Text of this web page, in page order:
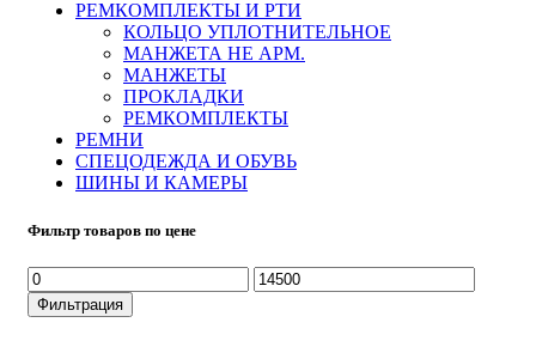
РЕМКОМПЛЕКТЫ И РТИ
КОЛЬЦО УПЛОТНИТЕЛЬНОЕ
МАНЖЕТА НЕ АРМ.
МАНЖЕТЫ
ПРОКЛАДКИ
РЕМКОМПЛЕКТЫ
РЕМНИ
СПЕЦОДЕЖДА И ОБУВЬ
ШИНЫ И КАМЕРЫ
Фильтр товаров по цене
Минимальная
цена
Максимальная
цена
Фильтрация